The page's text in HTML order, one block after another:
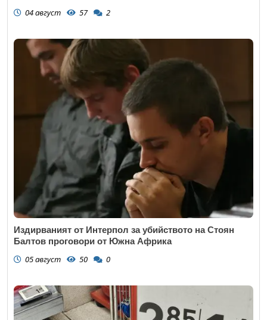
04 август 57 2
Издирваният от Интерпол за убийството на Стоян
Балтов проговори от Южна Африка
05 август 50 0